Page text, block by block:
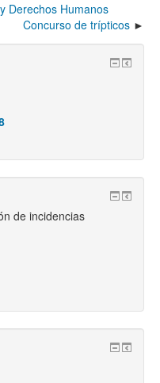
Derechos Humanos
Concurso de trípticos
de incidencias